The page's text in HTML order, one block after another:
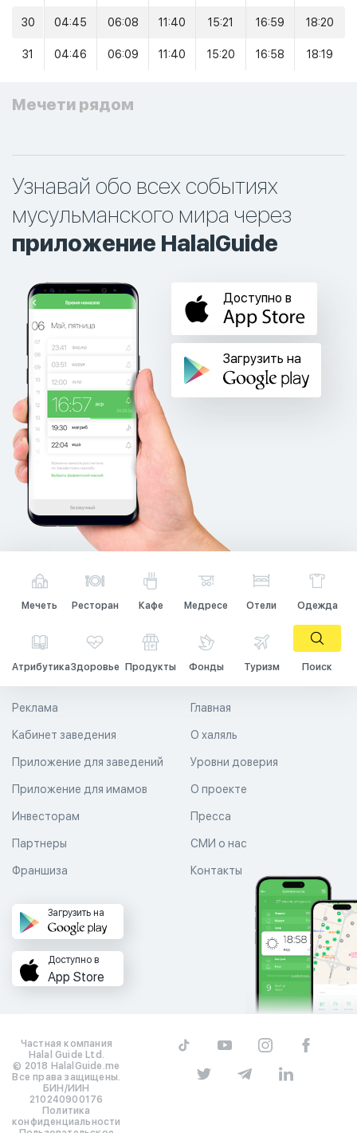
30 04:45 06:08 11:40 15:21 16:59 18:20
31 04:46 06:09 11:40 15:20 16:58 18:19
Мечети рядом
Узнавай обо всех событиях
мусульманского мира через
приложение HalalGuide
Доступно в
Загрузить на
Мечеть Ресторан Кафе Медресе Отели Одежда
АтрибутикаЗдоровье Продукты Фонды Туризм Поиск
Главная
О халяль
Уровни доверия
Реклама
Кабинет заведения
Приложение для заведений
Приложение для имамов О проекте
Пресса
СМИ о нас
Контакты
Инвесторам
Партнеры
Франшиза
Загрузить на
Доступно в
App Store
Частная компания
Halal Guide Ltd.
© 2018 HalalGuide.me
Все права защищены.
БИН/ИИН
210240900176
Политика
конфиденциальности